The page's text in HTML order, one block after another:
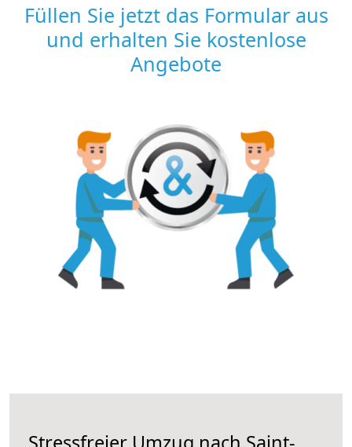
Füllen Sie jetzt das Formular aus
und erhalten Sie kostenlose
Angebote